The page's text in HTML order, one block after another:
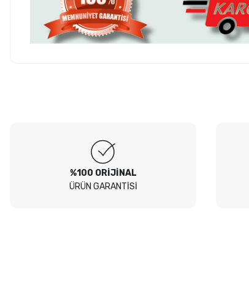
B... I... | 04/08/2026
Siteden yaklaşık 3 yıldır alışveriş yapıyorum bir sıkıntı
%100 ORİJİNAL
ÜRÜN GARANTİSİ